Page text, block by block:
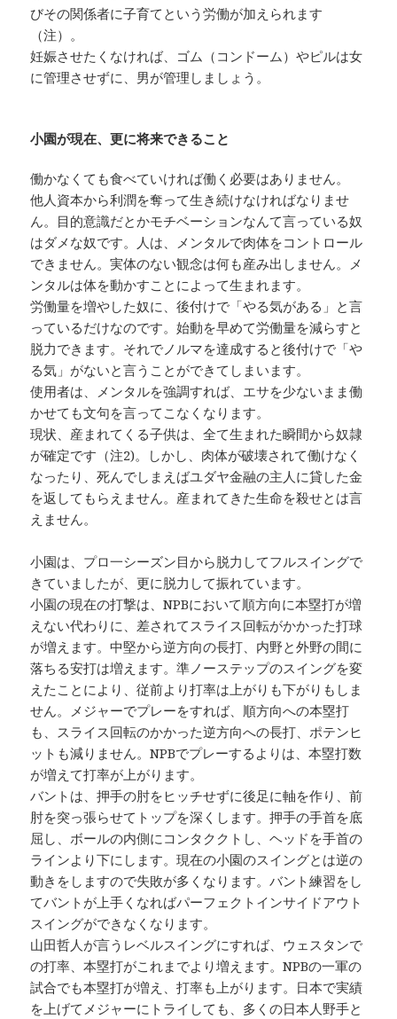
びその関係者に子育てという労働が加えられます
（注）。
妊娠させたくなければ、ゴム（コンドーム）やピルは女
に管理させずに、男が管理しましょう。
小園が現在、更に将来できること
働かなくても食べていければ働く必要はありません。
他人資本から利潤を奪って生き続けなければなりませ
ん。目的意識だとかモチベーションなんて言っている奴
はダメな奴です。人は、メンタルで肉体をコントロール
できません。実体のない観念は何も産み出しません。メ
ンタルは体を動かすことによって生まれます。
労働量を増やした奴に、後付けで「やる気がある」と言
っているだけなのです。始動を早めて労働量を減らすと
脱力できます。それでノルマを達成すると後付けで「や
る気」がないと言うことができてしまいます。
使用者は、メンタルを強調すれば、エサを少ないまま働
かせても文句を言ってこなくなります。
現状、産まれてくる子供は、全て生まれた瞬間から奴隷
が確定です（注2)。しかし、肉体が破壊されて働けなく
なったり、死んでしまえばユダヤ金融の主人に貸した金
を返してもらえません。産まれてきた生命を殺せとは言
えません。
小園は、プロ一シーズン目から脱力してフルスイングで
きていましたが、更に脱力して振れています。
小園の現在の打撃は、NPBにおいて順方向に本塁打が増
えない代わりに、差されてスライス回転がかかった打球
が増えます。中堅から逆方向の長打、内野と外野の間に
落ちる安打は増えます。準ノーステップのスイングを変
えたことにより、従前より打率は上がりも下がりもしま
せん。メジャーでプレーをすれば、順方向への本塁打
も、スライス回転のかかった逆方向への長打、ポテンヒ
ットも減りません。NPBでプレーするよりは、本塁打数
が増えて打率が上がります。
バントは、押手の肘をヒッチせずに後足に軸を作り、前
肘を突っ張らせてトップを深くします。押手の手首を底
屈し、ボールの内側にコンタククトし、ヘッドを手首の
ラインより下にします。現在の小園のスイングとは逆の
動きをしますので失敗が多くなります。バント練習をし
てバントが上手くなればパーフェクトインサイドアウト
スイングができなくなります。
山田哲人が言うレベルスイングにすれば、ウェスタンで
の打率、本塁打がこれまでより増えます。NPBの一軍の
試合でも本塁打が増え、打率も上がります。日本で実績
を上げてメジャーにトライしても、多くの日本人野手と